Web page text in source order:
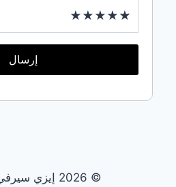
إرسال
© 2026 إيزي سيرفي {Rotana}